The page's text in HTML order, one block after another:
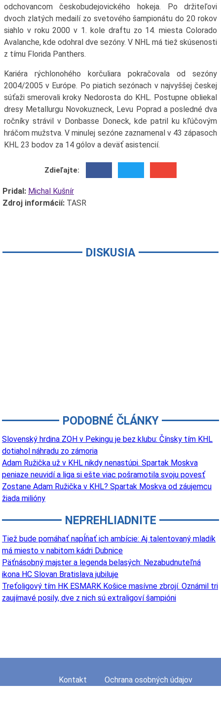
odchovancom českobudejovického hokeja. Po držiteľovi
dvoch zlatých medailí zo svetového šampionátu do 20 rokov
siahlo v roku 2000 v 1. kole draftu zo 14. miesta Colorado
Avalanche, kde odohral dve sezóny. V NHL má tiež skúsenosti
z tímu Florida Panthers.
Kariéra rýchlonohého korčuliara pokračovala od sezóny
2004/2005 v Európe. Po piatich sezónach v najvyššej českej
súťaži smerovali kroky Nedorosta do KHL. Postupne obliekal
dresy Metallurgu Novokuzneck, Levu Poprad a posledné dva
ročníky strávil v Donbasse Doneck, kde patril ku kľúčovým
hráčom mužstva. V minulej sezóne zaznamenal v 43 zápasoch
KHL 23 bodov za 14 gólov a deväť asistencií.
Zdieľajte:
Pridal: Michal Kušnír
Zdroj informácií:TASR
DISKUSIA
PODOBNÉ ČLÁNKY
Slovenský hrdina ZOH v Pekingu je bez klubu: Čínsky tím KHL
dotiahol náhradu zo zámoria
Adam Ružička už v KHL nikdy nenastúpi. Spartak Moskva
peniaze neuvidí a liga si ešte viac pošramotila svoju povesť
Zostane Adam Ružička v KHL? Spartak Moskva od záujemcu
žiada milióny
NEPREHLIADNITE
Tiež bude pomáhať napĺňať ich ambície: Aj talentovaný mladík
má miesto v nabitom kádri Dubnice
Päťnásobný majster a legenda belasých: Nezabudnuteľná
ikona HC Slovan Bratislava jubiluje
Treťoligový tím HK ESMARK Košice masívne zbrojí. Oznámil tri
zaujímavé posily, dve z nich sú extraligoví šampióni
Kontakt Ochrana osobných údajov